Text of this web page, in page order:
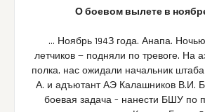
О боевом вылете в ноябре
… Ноябрь 194З года. Анапа.
летчиков — подняли по тревоге. На
полка, нас ожидали начальник
А. и адъютант АЭ Калашников В.И.
боевая задача – нанести БШУ по